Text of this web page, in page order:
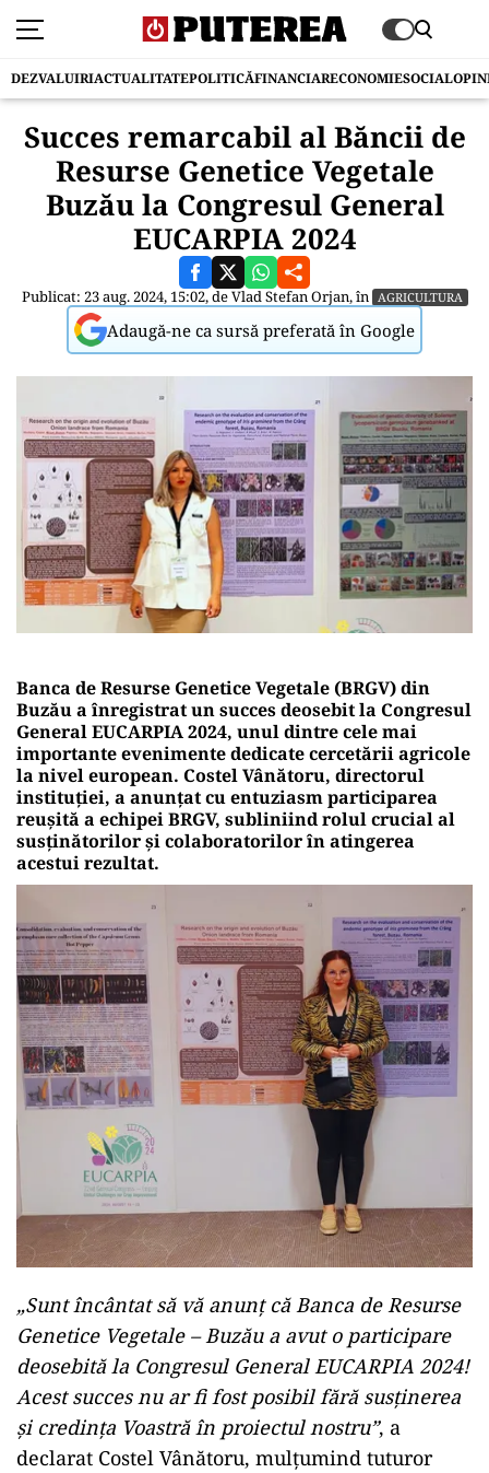
DEZVALUIRIACTUALITATEPOLITICĂFINANCIARECONOMIESOCIAL
Succes remarcabil al Băncii de
Resurse Genetice Vegetale
Buzău la Congresul General
EUCARPIA 2024
Publicat: 23 aug. 2024, 15:02, deVlad Stefan Orjan, în AGRICULTURA
Adaugă-ne ca sursă preferată în Google
Banca de Resurse Genetice Vegetale (BRGV) din
Buzău a înregistrat un succes deosebit la Congresul
General EUCARPIA 2024, unul dintre cele mai
importante evenimente dedicate cercetării agricole
la nivel european. Costel Vânătoru, directorul
instituției, a anunțat cu entuziasm participarea
reușită a echipei BRGV, subliniind rolul crucial al
susținătorilor și colaboratorilor în atingerea
acestui rezultat.
„Sunt încântat să vă anunț că Banca de Resurse
Genetice Vegetale – Buzău a avut o participare
deosebită la Congresul General EUCARPIA 2024!
Acest succes nu ar fi fost posibil fără susținerea
și credința Voastră în proiectul nostru”, a
declarat Costel Vânătoru, mulțumind tuturor